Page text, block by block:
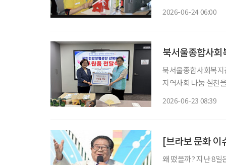
2026-06-24 06:00
북서울종합사
북서울종합사회복
지역사회 나눔 실천을 위한
2026-06-23 08:39
[브라보 문화 이
왜 떴을까? 지난 8일